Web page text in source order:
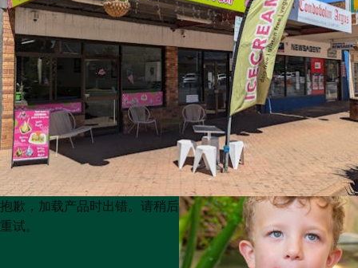
Product
List
Product
List
抱歉，加载产品时出错。请稍后
重试。